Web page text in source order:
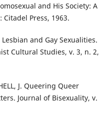
and His Society: A
Press, 1963.
Lesbian and Gay Sexualities.
Cultural Studies, v. 3, n. 2,
J. Queering Queer
Journal of Bisexuality, v.